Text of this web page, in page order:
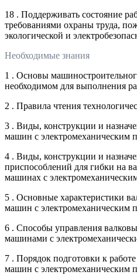
18 . Поддерживать состояние
требованиями охраны труда,
экологической и
Необходимые знания
1 . Основы
необходимом для выполнения
2 . Правила чтения
3 . Виды, конструкции и
машин с электромеханическим
4 . Виды, конструкции и
приспособлений для гибки на
машинах с
5 . Основные характеристики
машин с электромеханическим
6 . Способы управления
машинами с
7 . Порядок подготовки к
машин с электромеханическим